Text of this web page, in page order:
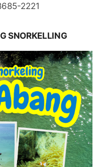
2221
SNORKELLING